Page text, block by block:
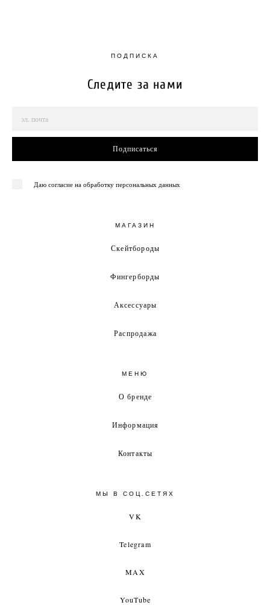
ПОДПИСКА
Следите за нами
Подписаться
Даю согласие на обработку персональных данных
МАГАЗИН
Скейтбороды
Фингерборды
Аксессуары
Распродажа
МЕНЮ
О бренде
Информация
Контакты
МЫ В СОЦ.СЕТЯХ
VK
Telegram
MAX
YouTube